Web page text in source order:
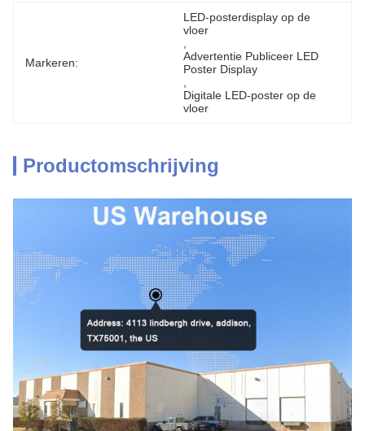
Markeren:
LED-posterdisplay op de
vloer
Advertentie Publiceer LED
Poster Display
Digitale LED-poster op de
vloer
Productomschrijving